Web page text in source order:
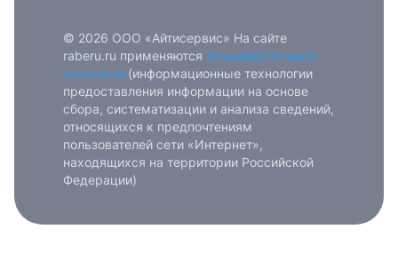
© 2026 ООО «Айтисервис» На сайте
raberu.ru применяются рекомендательные
технологии (информационные технологии
предоставления информации на основе
сбора, систематизации и анализа сведений,
относящихся к предпочтениям
пользователей сети «Интернет»,
находящихся на территории Российской
Федерации)